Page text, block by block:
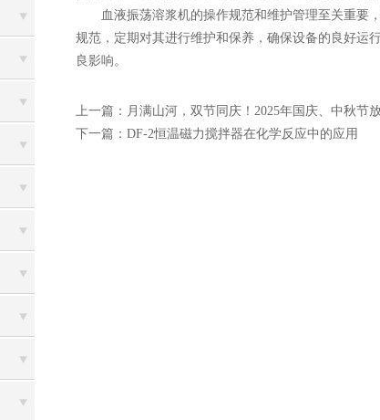
血液振荡溶浆机的操作规范和维护管理至关重要，
规范，定期对其进行维护和保养，确保设备的良好运
良影响。
上一篇： 月满山河，双节同庆！2025年国庆、中秋节
下一篇： DF-2恒温磁力搅拌器在化学反应中的应用